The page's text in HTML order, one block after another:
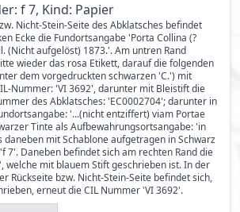
f 7, Kind: Papier
Nicht-Stein-Seite des Abklatsches befindet
Ecke die Fundortsangabe 'Porta Collina (?
(Nicht aufgelöst) 1873.'. Am untren Rand
wieder das rosa Etikett, darauf die folgenden
dem vorgedruckten schwarzen 'C.') mit
Nummer: 'VI 3692', darunter mit Bleistift die
des Abklatsches: 'EC0002704'; darunter in
'...(nicht entziffert) viam Portae
Tinte als Aufbewahrungsortsangabe: 'in
daneben mit Schablone aufgetragen in Schwarz
7'. Daneben befindet sich am rechten Rand die
welche mit blauem Stift geschrieben ist. In der
Rückseite bzw. Nicht-Stein-Seite befindet sich,
erneut die CIL Nummer 'VI 3692'.